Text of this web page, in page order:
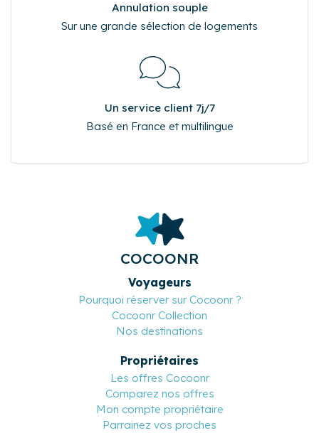
Annulation souple
Sur une grande sélection de logements
Un service client 7j/7
Basé en France et multilingue
COCOONR
Voyageurs
Pourquoi réserver sur Cocoonr ?
Cocoonr Collection
Nos destinations
Propriétaires
Les offres Cocoonr
Comparez nos offres
Mon compte propriétaire
Parrainez vos proches